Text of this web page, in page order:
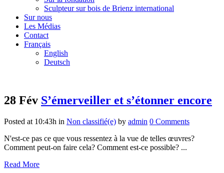
Sculpteur sur bois de Brienz international
Sur nous
Les Médias
Contact
Français
English
Deutsch
28 Fév S’émerveiller et s’étonner encore
Posted at 10:43h in Non classifié(e) by admin 0 Comments
N'est-ce pas ce que vous ressentez à la vue de telles œuvres?
Comment peut-on faire cela? Comment est-ce possible? ...
Read More